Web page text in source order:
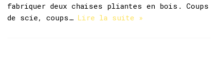
fabriquer deux chaises pliantes en bois. Coups
de scie, coups… Lire la suite »